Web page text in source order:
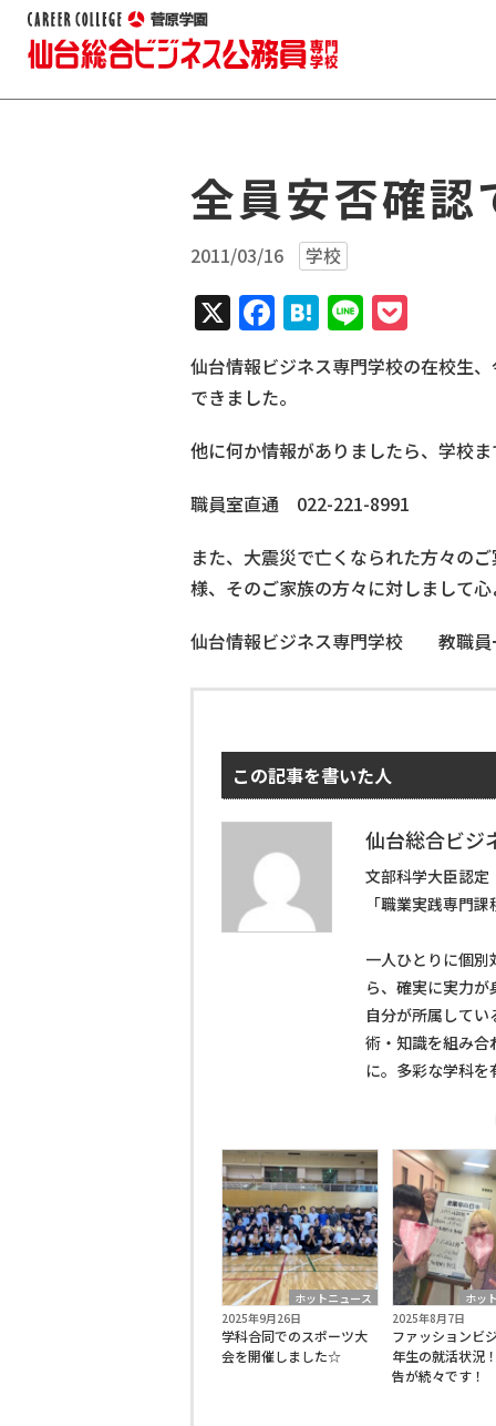
全員安否確認
2011/03/16 学校
X Facebook
Hatena
Line
仙台情報ビジネス専門学校の在校生
できました。
他に何か情報がありましたら、学校ま
職員室直通 022-221-8991
また、大震災で亡くなられた方々の
様、そのご家族の方々に対しまして心
仙台情報ビジネス専門学校 教職員
この記事を書いた人
仙台総合ビジ
文部科学大臣認定
「職業実践専門課
一人ひとりに個
ら、確実に実力が
自分が所属して
術・知識を組み合
に。多彩な学科を
ホットニュース
2025年9月26日
学科合同でのスポーツ大
会を開催しました☆
ホッ
2025年8月7日
ファッションビ
年生の就活状況
告が続々です！